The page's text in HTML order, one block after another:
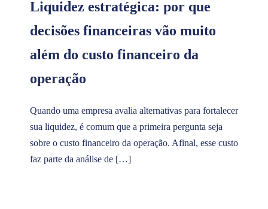
Liquidez estratégica: por que
decisões financeiras vão muito
além do custo financeiro da
operação
Quando uma empresa avalia alternativas para fortalecer
sua liquidez, é comum que a primeira pergunta seja
sobre o custo financeiro da operação. Afinal, esse custo
faz parte da análise de […]